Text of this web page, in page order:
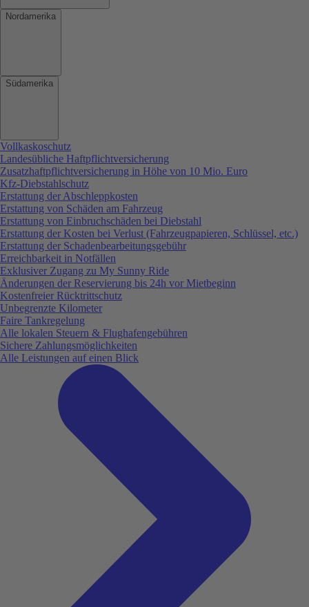
Nordamerika
Südamerika
Vollkaskoschutz
Landesübliche Haftpflichtversicherung
Zusatzhaftpflichtversicherung in Höhe von 10 Mio. Euro
Kfz-Diebstahlschutz
Erstattung der Abschleppkosten
Erstattung von Schäden am Fahrzeug
Erstattung von Einbruchschäden bei Diebstahl
Erstattung der Kosten bei Verlust (Fahrzeugpapieren, Schlüssel, etc.)
Erstattung der Schadenbearbeitungsgebühr
Erreichbarkeit in Notfällen
Exklusiver Zugang zu My Sunny Ride
Änderungen der Reservierung bis 24h vor Mietbeginn
Kostenfreier Rücktrittschutz
Unbegrenzte Kilometer
Faire Tankregelung
Alle lokalen Steuern & Flughafengebühren
Sichere Zahlungsmöglichkeiten
Alle Leistungen auf einen Blick